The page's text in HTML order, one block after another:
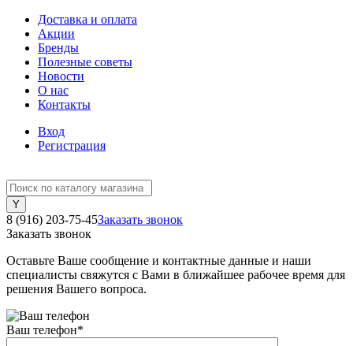
Доставка и оплата
Акции
Бренды
Полезные советы
Новости
О нас
Контакты
Вход
Регистрация
8 (916) 203-75-45Заказать звонок
Заказать звонок
Оставьте Ваше сообщение и контактные данные и наши
специалисты свяжутся с Вами в ближайшее рабочее время для
решения Вашего вопроса.
Ваш телефон*